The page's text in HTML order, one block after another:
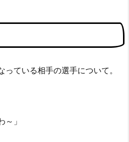
ている相手の選手について。
」